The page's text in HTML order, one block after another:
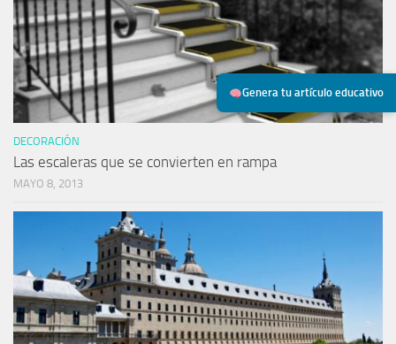
Genera tu artículo educativo
DECORACIÓN
Las escaleras que se convierten en rampa
MAYO 8, 2013